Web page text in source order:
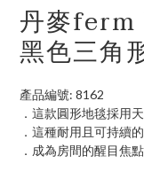
丹麥ferm
黑色三角
產品編號: 8162
．這款圓形地毯採用
．這種耐用且可持續
．成為房間的醒目焦點